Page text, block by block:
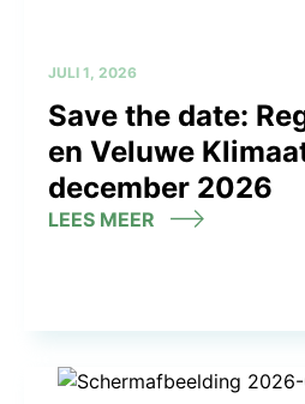
JULI 1, 2026
Save the date:
en Veluwe
december 2026
LEES MEER